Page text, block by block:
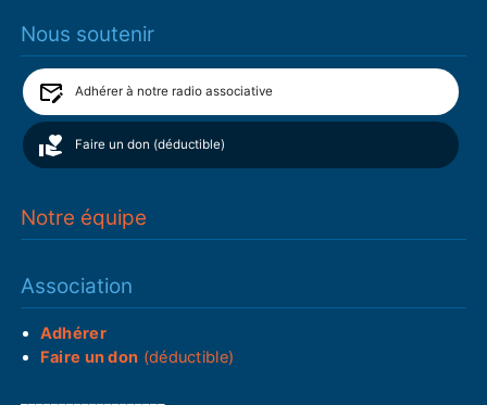
Nous soutenir
Adhérer à notre radio associative
Faire un don (déductible)
Notre équipe
Association
Adhérer
Faire un don (déductible)